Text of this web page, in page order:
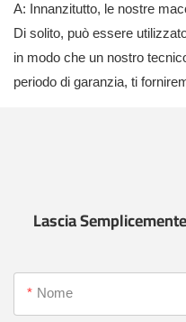
A: Innanzitutto, le nostre
Di solito, può essere
in modo che un nostro
periodo di garanzia, ti
Lascia
Nome